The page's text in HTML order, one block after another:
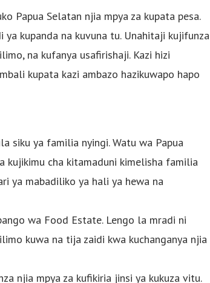
Papua Selatan njia mpya za kupata pesa.
kupanda na kuvuna tu. Unahitaji kujifunza
na kufanya usafirishaji. Kazi hizi
kupata kazi ambazo hazikuwapo hapo
siku ya familia nyingi. Watu wa Papua
kujikimu cha kitamaduni kimelisha familia
ya mabadiliko ya hali ya hewa na
wa Food Estate. Lengo la mradi ni
kuwa na tija zaidi kwa kuchanganya njia
njia mpya za kufikiria jinsi ya kukuza vitu.